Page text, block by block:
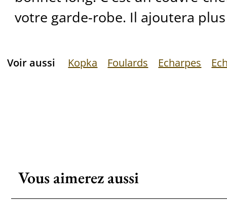
votre garde-robe. Il ajoutera
Voir aussi Kopka Foulards Echarpes
Vous aimerez aussi